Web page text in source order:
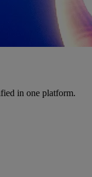
in one platform.